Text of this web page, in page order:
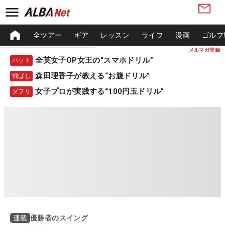
メルマガ登録
全ツアー ギア レッスン ライフ 漫画 ゴル
パット 全英女子OP女王の“スマホドリル”
飛ばし 森田理香子が教える“お腹ドリル”
ダフリ 女子プロが実践する“100円玉ドリル”
連載 優勝者のスイング